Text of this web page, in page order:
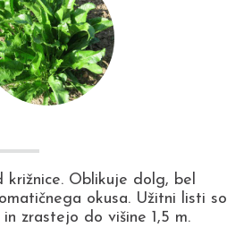
križnice. Oblikuje dolg, bel
okusa. Užitni listi so
zrastejo do višine 1,5 m.